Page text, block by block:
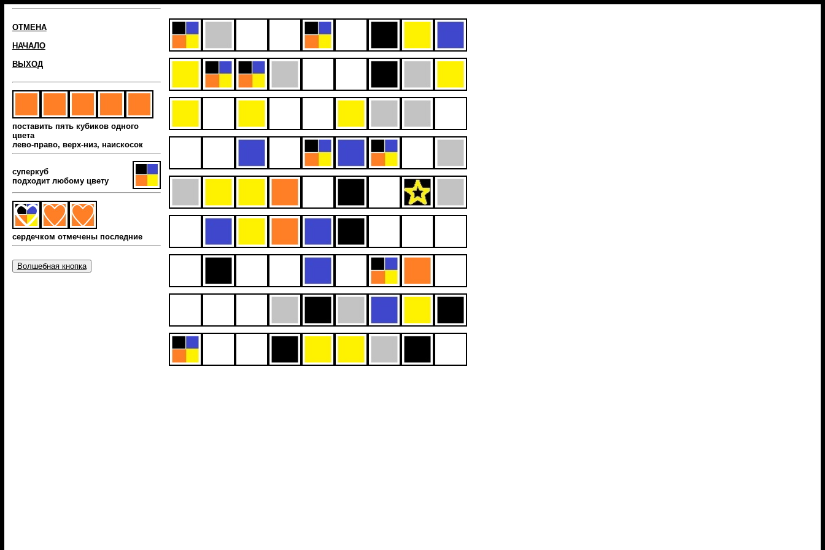
ОТМЕНА
НАЧАЛО
ВЫХОД
поставить пять кубиков одного
цвета
лево-право, верх-низ, наиcкосок
суперкуб
подходит любому цвету
сердечком отмечены последние
Волшебная кнопка